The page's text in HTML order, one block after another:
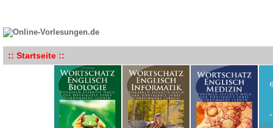
:: Startseite ::